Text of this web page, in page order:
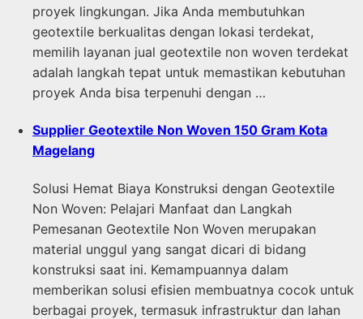
proyek lingkungan. Jika Anda membutuhkan
geotextile berkualitas dengan lokasi terdekat,
memilih layanan jual geotextile non woven terdekat
adalah langkah tepat untuk memastikan kebutuhan
proyek Anda bisa terpenuhi dengan …
Supplier Geotextile Non Woven 150 Gram Kota
Magelang
Solusi Hemat Biaya Konstruksi dengan Geotextile
Non Woven: Pelajari Manfaat dan Langkah
Pemesanan Geotextile Non Woven merupakan
material unggul yang sangat dicari di bidang
konstruksi saat ini. Kemampuannya dalam
memberikan solusi efisien membuatnya cocok untuk
berbagai proyek, termasuk infrastruktur dan lahan